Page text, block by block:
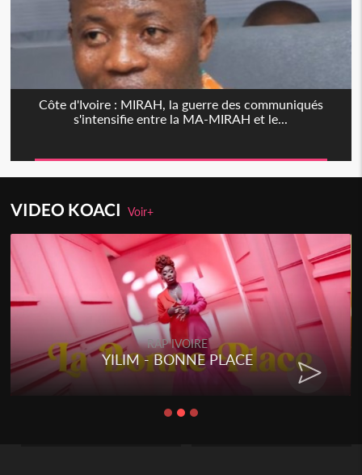
Côte d'Ivoire : MIRAH, la guerre des communiqués
s'intensifie entre la MA-MIRAH et le...
VIDEO KOACIVoir+
RAP IVOIRE
YILIM - BONNE PLACE